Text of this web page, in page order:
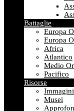
Battaglie
Europa
Europa
Africa
Atlantico
Medio
Pacifico
Risorse
Immagini
Musei